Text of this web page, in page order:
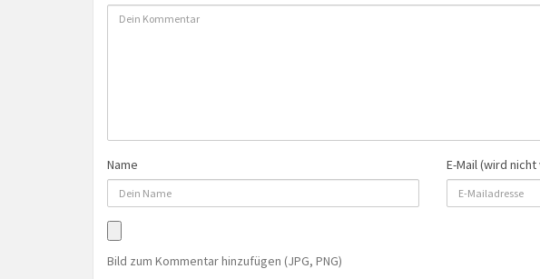
Name E-Mail (wird
Bild zum Kommentar hinzufügen (JPG, PNG)